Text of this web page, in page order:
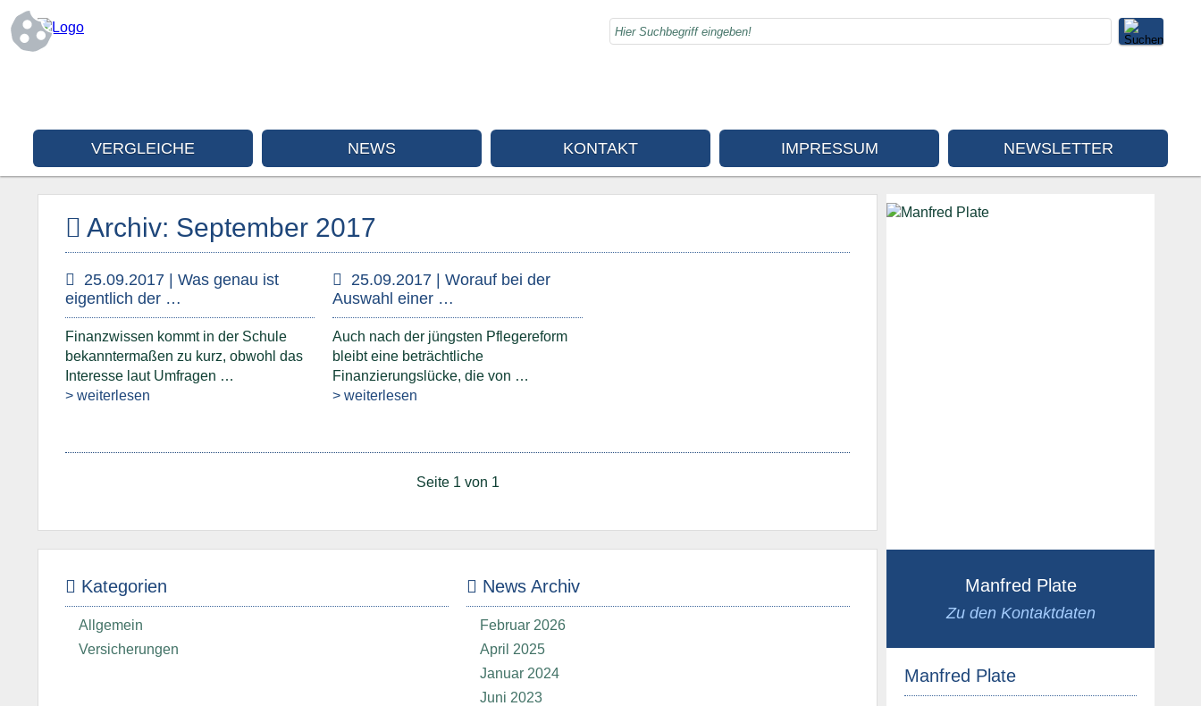
VERGLEICHE NEWS KONTAKT IMPRESSUM NEWSLETTER
Manfred Plate
Zu den Kontaktdaten
Manfred Plate
Archiv: September 2017
25.09.2017 | Was genau ist
eigentlich der …
Finanzwissen kommt in der Schule
bekanntermaßen zu kurz, obwohl das
Interesse laut Umfragen …
> weiterlesen
25.09.2017 | Worauf bei der
Auswahl einer …
Auch nach der jüngsten Pflegereform
bleibt eine beträchtliche
Finanzierungslücke, die von …
> weiterlesen
Seite 1 von 1
Kategorien
Allgemein
Versicherungen
News Archiv
Februar 2026
April 2025
Januar 2024
Juni 2023